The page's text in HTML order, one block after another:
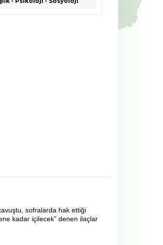
sofralarda hak ettiği
kadar içilecek” denen ilaçlar